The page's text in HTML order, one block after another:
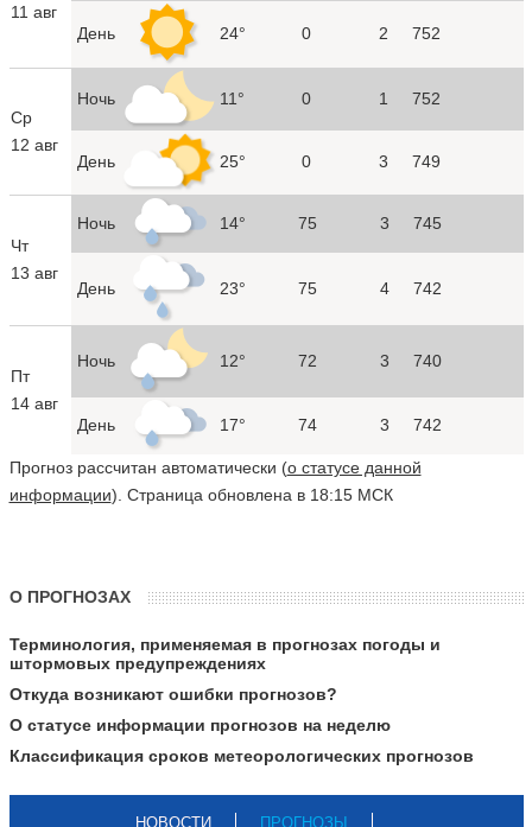
11 авг
День 24° 0 2 752
Ср
12 авг
Ночь 11° 0 1 752
День 25° 0 3 749
Чт
13 авг
Ночь 14° 75 3 745
День 23° 75 4 742
Пт
14 авг
Ночь 12° 72 3 740
День 17° 74 3 742
Прогноз рассчитан автоматически (о статусе данной
информации). Страница обновлена в 18:15 МСК
О ПРОГНОЗАХ
Терминология, применяемая в прогнозах погоды и
штормовых предупреждениях
Откуда возникают ошибки прогнозов?
О статусе информации прогнозов на неделю
Классификация сроков метеорологических прогнозов
НОВОСТИ ПРОГНОЗЫ